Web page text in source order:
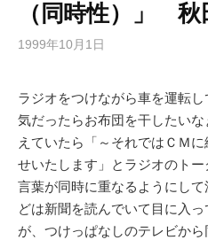
（同時性）」
1999年10月1日
ラジオをつけながら車を運転
気だったらお布団を干したい
えていたら「～それではＣＭ
せいたします」とラジオのト
言葉が同時に重なるようにし
どは新聞を読んでいて目に入
が、つけっぱなしのテレビか